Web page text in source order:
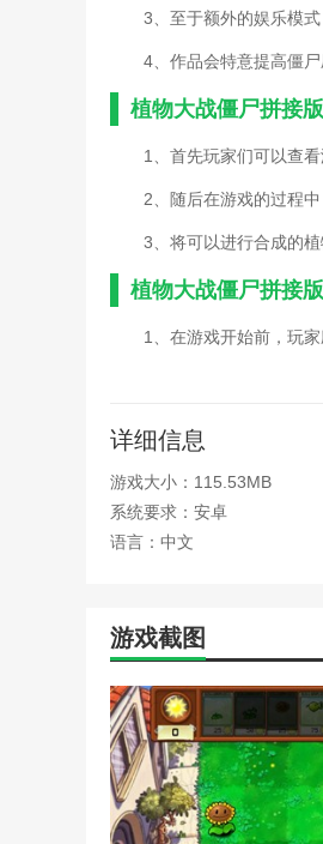
3、至于额外的娱乐模
4、作品会特意提高僵
植物大战僵尸拼接
1、首先玩家们可以查
2、随后在游戏的过程
3、将可以进行合成的
植物大战僵尸拼接
1、在游戏开始前，玩
3、阳光作为种植植物
它们。
4、除了植物拼接外，
例如针对“橄榄球铁桶
本站为您提供植物大战
站！
详细信息
游戏大小：115.53MB
系统要求：安卓
语言：中文
游戏截图